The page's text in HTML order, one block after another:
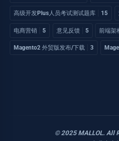
高级开发Plus人员考试测试题库 15
电商营销 5 意见反馈 5 前端架
Magento2 外贸版发布/下载 3
© 2025 MALLOL. All